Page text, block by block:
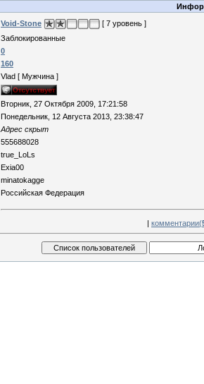
Void-Stone
[ 7 уровень ]
Заблокированные
0
160
Vlad [ Мужчина ]
Вторник, 27 Октября 2009, 17:21:58
Понедельник, 12 Августа 2013, 23:38:47
Адрес скрыт
555688028
true_LoLs
Exia00
minatokagge
Российская Федерация
| комментарии(